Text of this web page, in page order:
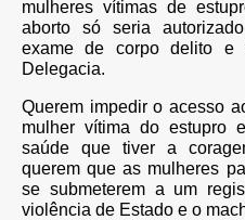
mulheres vítimas de
aborto só seria
exame de corpo delito e
Delegacia.
Querem impedir o acesso
mulher vítima do estupro
saúde que tiver a
querem que as mulheres
se submeterem a um
violência de Estado e o